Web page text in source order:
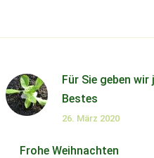
Für Sie geben wir
Bestes
26. März 2020
Frohe Weihnachten